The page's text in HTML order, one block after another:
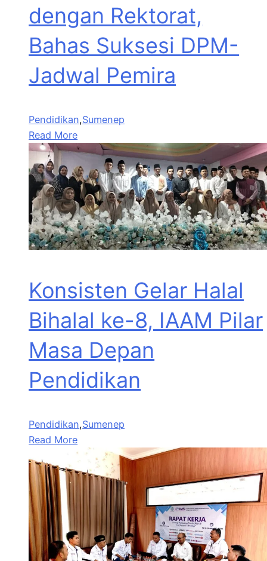
dengan Rektorat,
Bahas Suksesi DPM-
Jadwal Pemira
Pendidikan,Sumenep
Read More
Konsisten Gelar Halal
Bihalal ke-8, IAAM Pilar
Masa Depan
Pendidikan
Pendidikan,Sumenep
Read More